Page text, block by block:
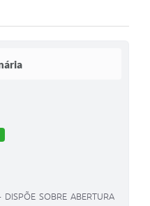
SOBRE ABERTURA